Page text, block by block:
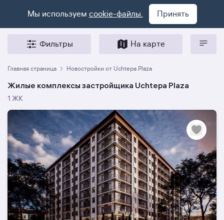
Мы используем cookie-файлы. Принять
Фильтры На карте
Главная страница Новостройки от Uchtepa Plaza
Жилые комплексы застройщика Uchtepa Plaza
1 ЖК